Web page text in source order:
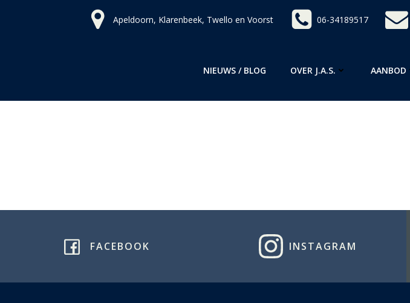
Apeldoorn, Klarenbeek, Twello en Voorst 06-34189517
NIEUWS / BLOG OVER J.A.S. AANBOD
FACEBOOK INSTAGRAM